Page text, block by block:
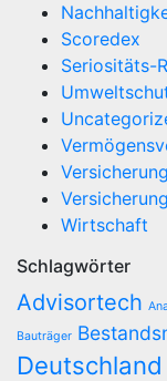
Scoredex
Seriositäts-
Versicherung
Wirtschaft
Schlagwörter
Advisortech
Bauträger
Deutschland